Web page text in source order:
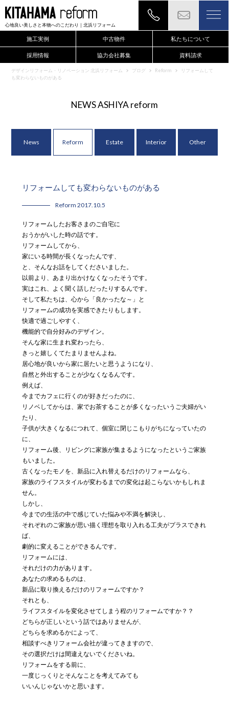
心地良い美しさと本物へのこだわり ｜北浜リフォーム
現地確認のご依頼もこちらから
施工実例 中古物件 私たちについて
採用情報 協力会社募集 資料請求
デザインリフォーム・リノベーション 北浜リフォーム ブログ Reform
リフォームして
も変わらないものがある
NEWS ASHIYA reform
News Reform Estate Interior Other
リフォームしても変わらないものがある
Reform 2017.10.5
リフォームしたお客さまのご自宅に
おうかがいした時の話です。
リフォームしてから、
家にいる時間が長くなったんです、
と、そんなお話をしてくださいました。
以前より、あまり出かけなくなったそうです。
実はこれ、よく聞く話しだったりするんです。
そして私たちは、心から「良かったな～」と
リフォームの成功を実感できたりもします。
快適で過ごしやすく、
機能的で自分好みのデザイン。
そんな家に生まれ変わったら、
きっと嬉しくてたまりませんよね。
居心地が良いから家に居たいと思うようになり、
自然と外出することが少なくなるんです。
例えば、
今までカフェに行くのが好きだったのに、
リノベしてからは、家でお茶することが多くなったいうご夫婦がい
たり、
子供が大きくなるにつれて、個室に閉じこもりがちになっていたの
に、
リフォーム後、リビングに家族が集まるようになったというご家族
もいました。
古くなったモノを、新品に入れ替えるだけのリフォームなら、
家族のライフスタイルが変わるまでの変化は起こらないかもしれま
せん。
しかし、
今までの生活の中で感じていた悩みや不満を解決し、
それぞれのご家族が思い描く理想を取り入れる工夫がプラスできれ
ば、
劇的に変えることができるんです。
リフォームには、
それだけの力があります。
あなたの求めるものは、
新品に取り換えるだけのリフォームですか？
それとも、
ライフスタイルを変化させてしまう程のリフォームですか？？
どちらが正しいという話ではありませんが、
どちらを求めるかによって、
相談すべきリフォーム会社が違ってきますので、
その選択だけは間違えないでくださいね。
リフォームをする前に、
一度じっくりとそんなことを考えてみても
いいんじゃないかと思います。